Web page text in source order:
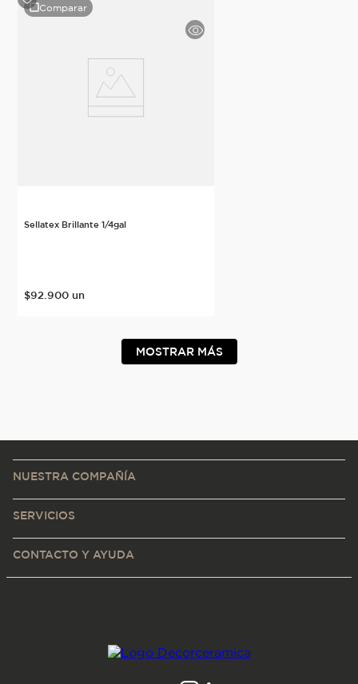
Comparar
Sellatex Brillante 1/4gal
$92.900 un
MOSTRAR MÁS
NUESTRA COMPAÑÍA
SERVICIOS
CONTACTO Y AYUDA